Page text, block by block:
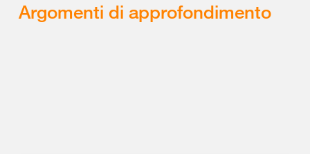
Argomenti di approfondimento